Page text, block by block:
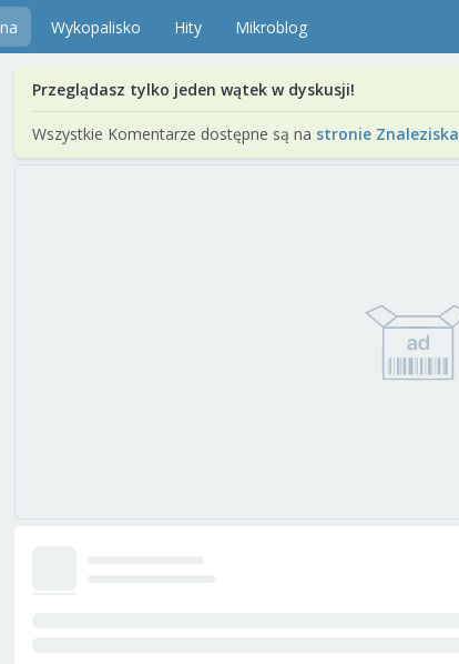
Wykopalisko Hity Mikroblog
Przeglądasz tylko jeden wątek w dyskusji!
Wszystkie Komentarze dostępne są na stronie Znaleziska